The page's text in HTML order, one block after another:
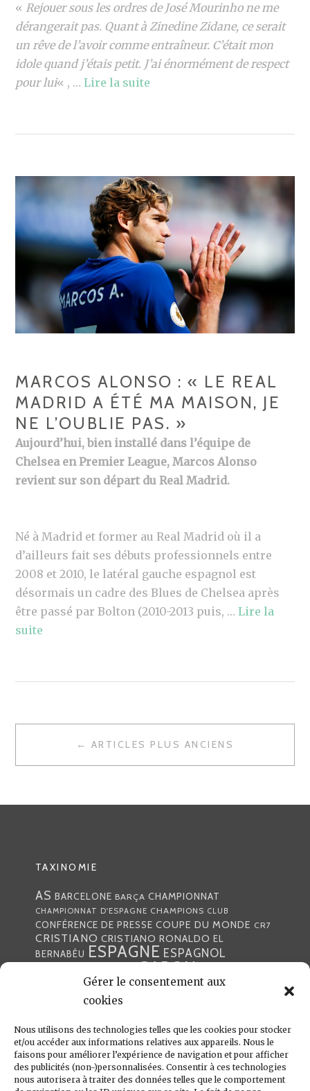
Gérer le consentement aux
cookies
Nous utilisons des technologies telles que les cookies pour stocker
et/ou accéder aux informations relatives aux appareils. Nous le
faisons pour améliorer l’expérience de navigation et pour afficher
des publicités (non-)personnalisées. Consentir à ces technologies
nous autorisera à traiter des données telles que le comportement
« Rejouer sous les ordres de José Mourinho ne me
dérangerait pas. Quant à Zinedine Zidane, ce serait
un rêve de l’avoir comme entraîneur. C’était mon
idole quand j’étais petit. J’ai énormément de respect
pour lui« , …Lire la suite
MARCOS ALONSO : « LE REAL
MADRID A ÉTÉ MA MAISON, JE
NE L’OUBLIE PAS. »
Aujourd’hui, bien installé dans l’équipe de
Chelsea en Premier League, Marcos Alonso
revient sur son départ du Real Madrid.
Né à Madrid et former au Real Madrid où il a
d’ailleurs fait ses débuts professionnels entre
2008 et 2010, le latéral gauche espagnol est
désormais un cadre des Blues de Chelsea après
être passé par Bolton (2010-2013 puis, …Lire la
suite
← ARTICLES PLUS ANCIENS
TAXINOMIE
AS BARCELONE BARÇA CHAMPIONNAT
CHAMPIONNAT D'ESPAGNE CHAMPIONS CLUB
CONFÉRENCE DE PRESSE COUPE DU MONDE CR7
CRISTIANO CRISTIANO RONALDO EL
BERNABÉU ESPAGNE ESPAGNOL
GABON
JULEN LOPETEGUI KARIM BENZÉMA
LIGUE DES CHAMPIONS
MADRILÈNES MARCA MARCELO MERCATO
MERENGUE MERENGUES PORTUGAL PRESSE
PRESSE MADRILÈNEREALREAL
MADRID RONALDO SANTIAGO SOLARI